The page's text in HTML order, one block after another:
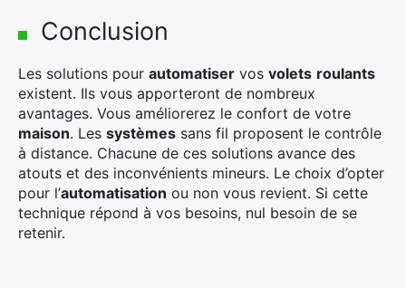
Conclusion
Les solutions pour automatiser vos volets roulants
existent. Ils vous apporteront de nombreux
avantages. Vous améliorerez le confort de votre
maison. Les systèmes sans fil proposent le contrôle
à distance. Chacune de ces solutions avance des
atouts et des inconvénients mineurs. Le choix d’opter
pour l’automatisation ou non vous revient. Si cette
technique répond à vos besoins, nul besoin de se
retenir.